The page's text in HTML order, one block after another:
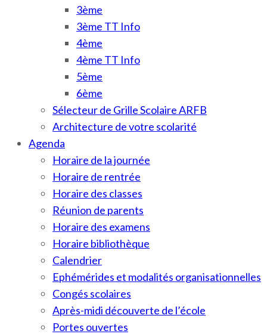
3ème
3ème TT Info
4ème
4ème TT Info
5ème
6ème
Sélecteur de Grille Scolaire ARFB
Architecture de votre scolarité
Agenda
Horaire de la journée
Horaire de rentrée
Horaire des classes
Réunion de parents
Horaire des examens
Horaire bibliothèque
Calendrier
Ephémérides et modalités organisationnelles
Congés scolaires
Après-midi découverte de l’école
Portes ouvertes